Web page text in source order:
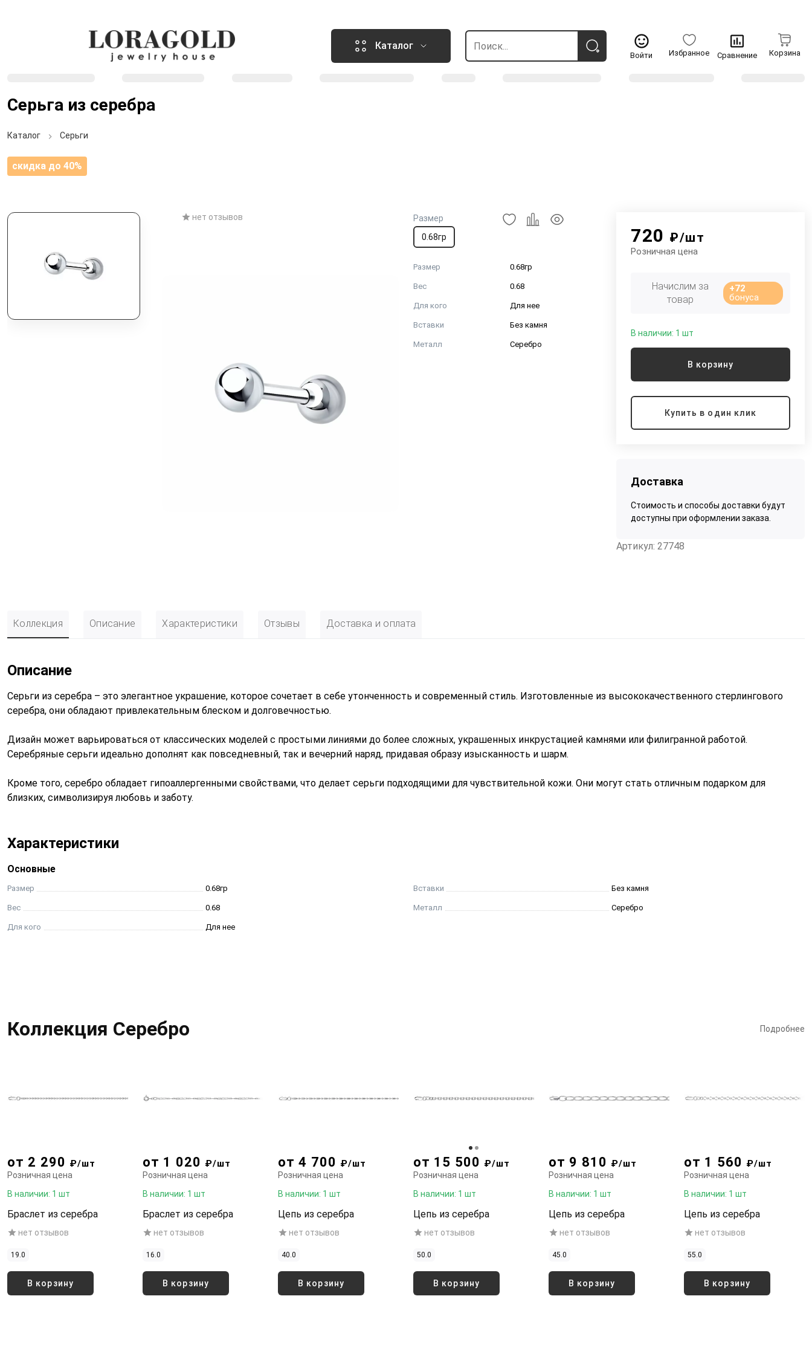
Каталог
Войти Избранное Сравнение Корзина
Серьга из серебра
Каталог Серьги
скидка до 40%
нет отзывов
Размер
0.68гр
Размер 0.68гр
Вес 0.68
Для кого Для нее
Вставки Без камня
Металл Серебро
720 ₽/шт
Розничная цена
Начислим за
товар
+72
бонуса
В наличии: 1 шт
В корзину
Купить в один клик
Доставка
Стоимость и способы доставки будут
доступны при оформлении заказа.
Артикул: 27748
Коллекция Описание Характеристики Отзывы Доставка и оплата
Описание
Серьги из серебра – это элегантное украшение, которое сочетает в себе утонченность и современный стиль. Изготовленные из высококачественного стерлингового
серебра, они обладают привлекательным блеском и долговечностью.
Дизайн может варьироваться от классических моделей с простыми линиями до более сложных, украшенных инкрустацией камнями или филигранной работой.
Серебряные серьги идеально дополнят как повседневный, так и вечерний наряд, придавая образу изысканность и шарм.
Кроме того, серебро обладает гипоаллергенными свойствами, что делает серьги подходящими для чувствительной кожи. Они могут стать отличным подарком для
близких, символизируя любовь и заботу.
Характеристики
Основные
Размер 0.68гр
Вес 0.68
Для кого Для нее
Вставки Без камня
Металл Серебро
Коллекция Серебро Подробнее
от 2 290 ₽/шт
Розничная цена
В наличии: 1 шт
Браслет из серебра
нет отзывов
19.0
В корзину
от 1 020 ₽/шт
Розничная цена
В наличии: 1 шт
Браслет из серебра
нет отзывов
16.0
В корзину
от 4 700 ₽/шт
Розничная цена
В наличии: 1 шт
Цепь из серебра
нет отзывов
40.0
В корзину
от 15 500 ₽/шт
Розничная цена
В наличии: 1 шт
Цепь из серебра
нет отзывов
50.0
В корзину
от 9 810 ₽/шт
Розничная цена
В наличии: 1 шт
Цепь из серебра
нет отзывов
45.0
В корзину
от 1 560 ₽/шт
Розничная цена
В наличии: 1 шт
Цепь из серебра
нет отзывов
55.0
В корзину